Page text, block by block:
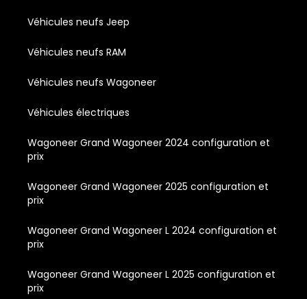
Véhicules neufs Jeep
Véhicules neufs RAM
Véhicules neufs Wagoneer
Véhicules électriques
Wagoneer Grand Wagoneer 2024 configuration et
prix
Wagoneer Grand Wagoneer 2025 configuration et
prix
Wagoneer Grand Wagoneer L 2024 configuration et
prix
Wagoneer Grand Wagoneer L 2025 configuration et
prix